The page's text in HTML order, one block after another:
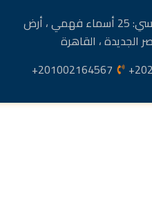
المكتب الرئيسي: 25 أسماء فهمي ، أرض
الجديدة ، القاهرة
201002164567+